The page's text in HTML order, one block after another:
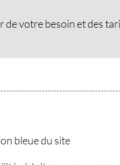
de votre besoin et des
bleue du site